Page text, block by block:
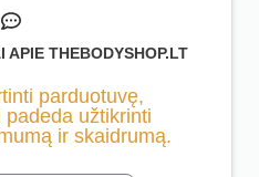
APIE THEBODYSHOP.LT
parduotuvę,
padeda užtikrinti
ir skaidrumą.